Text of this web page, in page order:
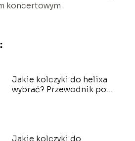
koncertowym
Jakie kolczyki do helixa
wybrać? Przewodnik po
Jakie kolczyki do